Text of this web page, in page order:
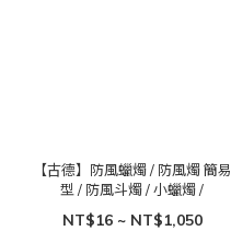
【古德】防風蠟燭 / 防風燭 簡易
型 / 防風斗燭 / 小蠟燭 /
NT$16 ~ NT$1,050